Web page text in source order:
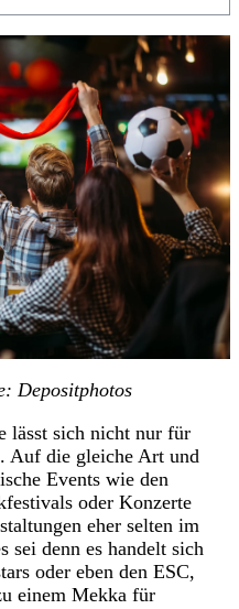
Depositphotos
lässt sich nicht nur für
Auf die gleiche Art und
Events wie den
oder Konzerte
eher selten im
sei denn es handelt sich
oder eben den ESC,
einem Mekka für